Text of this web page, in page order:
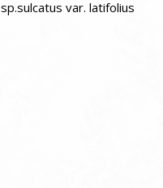
var. latifolius